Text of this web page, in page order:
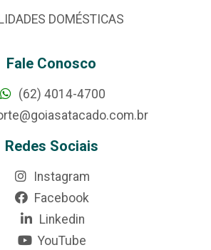
DOMÉSTICAS
Fale Conosco
(62) 4014-4700
Redes Sociais
Instagram
Facebook
Linkedin
YouTube